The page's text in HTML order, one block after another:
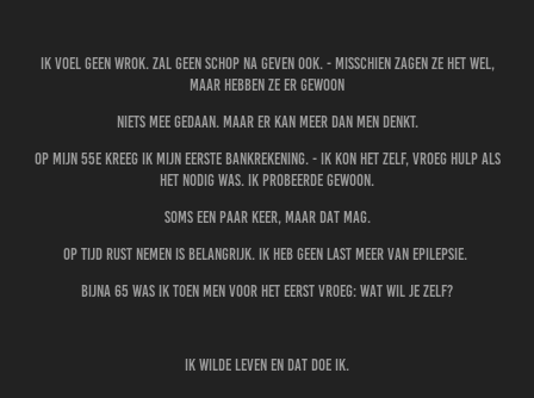
Ik voel geen wrok. Zal geen schop na geven ook. - Misschien zagen ze het wel,
maar hebben ze er gewoon
niets mee gedaan. Maar er kan meer dan men denkt.
Op mijn 55e kreeg ik mijn eerste bankrekening. - Ik kon het zelf, vroeg hulp als
het nodig was. Ik probeerde gewoon.
Soms een paar keer, maar dat mag.
Op tijd rust nemen is belangrijk. Ik heb geen last meer van epilepsie.
Bijna 65 was ik toen men voor het eerst vroeg: wat wil je zelf?
Ik wilde leven en dat doe ik.